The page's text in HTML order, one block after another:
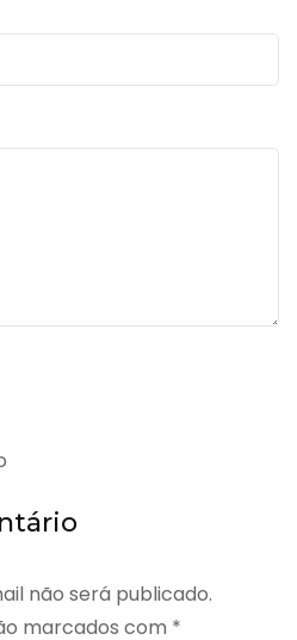
não será publicado.
marcados com *